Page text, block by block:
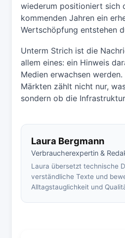
wiederum positioniert sich
kommenden Jahren ein
Wertschöpfung entstehen
Unterm Strich ist die
allem eines: ein Hinweis
Medien erwachsen
Märkten zählt nicht nur,
sondern ob die
Laura Bergmann
Verbraucherexpertin &
Laura übersetzt technische
verständliche Texte und
Alltagstauglichkeit und